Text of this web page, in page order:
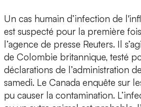
Un cas humain d’infection de
est suspecté pour la première
l’agence de presse Reuters. Il
de Colombie britannique, testé
déclarations de l’administration
samedi. Le Canada enquête sur
pu causer la contamination.